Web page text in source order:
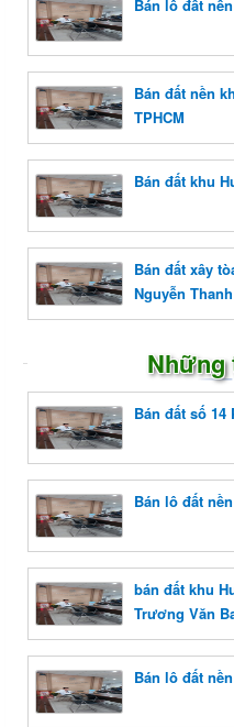
Bán lô đất
Bán đất nền
TPHCM
Bán đất khu
Bán đất xây
Nguyễn
Những
Bán đất số
Bán lô đất
bán đất khu
Trương Văn
Bán lô đất